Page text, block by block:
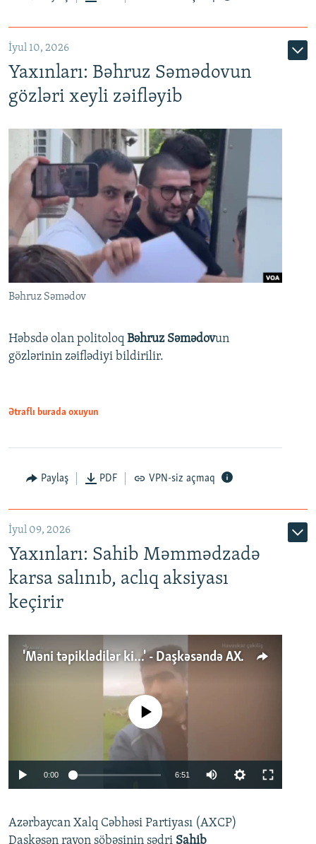
İyul 10, 2026
Yaxınları: Bəhruz Səmədovun
gözləri xeyli zəifləyib
Bəhruz Səmədov
Həbsdə olan politoloq Bəhruz Səmədovun
gözlərinin zəiflədiyi bildirilir.
Ətraflı burada oxuyun
Paylaş PDF VPN-siz açmaq
İyul 09, 2026
Yaxınları: Sahib Məmmədzadə
karsa salınıb, aclıq aksiyası
keçirir
'Məni təpiklədilər ki...' - Daşkəsəndə AXCP fəalının yaxınları onun həbsinə etiraz edirlər
No media source currently available
0:00 6:51
360p
Azərbaycan Xalq Cəbhəsi Partiyası (AXCP)
Daşkəsən rayon şöbəsinin sədri Sahib